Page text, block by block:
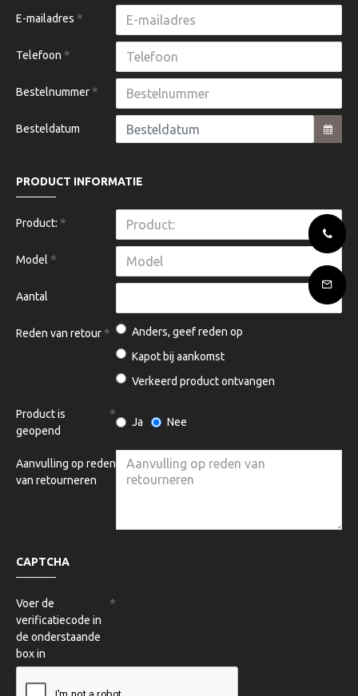
E-mailadres
Telefoon
Bestelnummer
Besteldatum
PRODUCT INFORMATIE
Product:
Model
Aantal
Reden van retour
Anders, geef reden op
Kapot bij aankomst
Verkeerd product ontvangen
Product is
geopend
Ja Nee
Aanvulling op reden
van retourneren
CAPTCHA
Voer de
verificatiecode in
de onderstaande
box in